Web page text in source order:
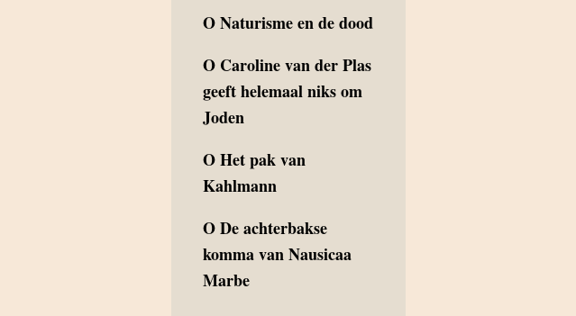
ONaturisme en de dood
O Caroline van der Plas
geeft helemaal niks om
Joden
OHet pak van
Kahlmann
ODe achterbakse
komma van Nausicaa
Marbe